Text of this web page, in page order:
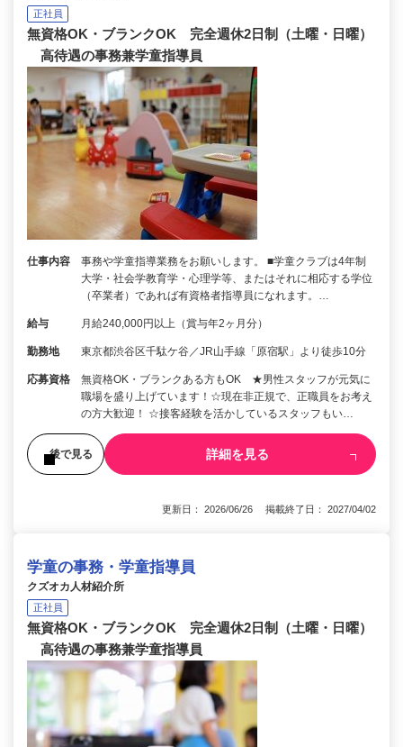
正社員
無資格OK・ブランクOK 完全週休2日制（土曜・日曜）
高待遇の事務兼学童指導員
仕事内容
事務や学童指導業務をお願いします。 ■学童クラブは4年制
大学・社会学教育学・心理学等、またはそれに相応する学位
（卒業者）であれば有資格者指導員になれます。…
給与 月給240,000円以上（賞与年2ヶ月分）
勤務地 東京都渋谷区千駄ケ谷／JR山手線「原宿駅」より徒歩10分
応募資格
無資格OK・ブランクある方もOK ★男性スタッフが元気に
職場を盛り上げています！☆現在非正規で、正職員をお考え
の方大歓迎！ ☆接客経験を活かしているスタッフもい…
後で見る 詳細を見る
更新日： 2026/06/26 掲載終了日： 2027/04/02
学童の事務・学童指導員
クズオカ人材紹介所
正社員
無資格OK・ブランクOK 完全週休2日制（土曜・日曜）
高待遇の事務兼学童指導員